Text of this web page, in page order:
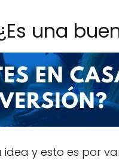
una
y esto es por